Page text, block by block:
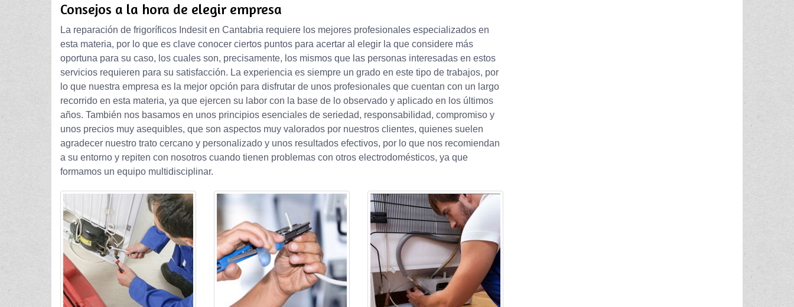
Consejos a la hora de elegir empresa
La reparación de frigoríficos Indesit en Cantabria requiere los mejores profesionales especializados en
esta materia, por lo que es clave conocer ciertos puntos para acertar al elegir la que considere más
oportuna para su caso, los cuales son, precisamente, los mismos que las personas interesadas en estos
servicios requieren para su satisfacción. La experiencia es siempre un grado en este tipo de trabajos, por
lo que nuestra empresa es la mejor opción para disfrutar de unos profesionales que cuentan con un largo
recorrido en esta materia, ya que ejercen su labor con la base de lo observado y aplicado en los últimos
años. También nos basamos en unos principios esenciales de seriedad, responsabilidad, compromiso y
unos precios muy asequibles, que son aspectos muy valorados por nuestros clientes, quienes suelen
agradecer nuestro trato cercano y personalizado y unos resultados efectivos, por lo que nos recomiendan
a su entorno y repiten con nosotros cuando tienen problemas con otros electrodomésticos, ya que
formamos un equipo multidisciplinar.